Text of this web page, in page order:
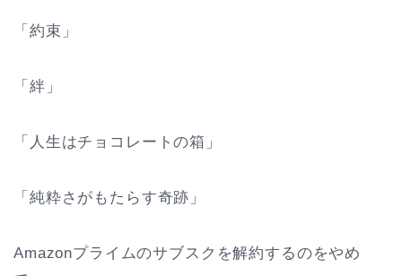
「約束」
「絆」
「人生はチョコレートの箱」
「純粋さがもたらす奇跡」
Amazonプライムのサブスクを解約するのをやめ